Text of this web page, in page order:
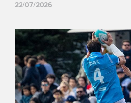
22/07/2026